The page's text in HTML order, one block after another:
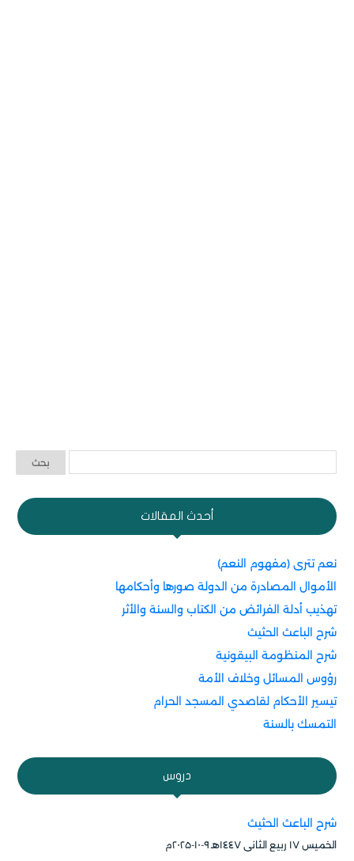
أحدث المقالات
نعم تترى (مفهوم النعم)
الأموال المصادرة من الدولة صورها وأحكامها
تهذيب أدلة الفرائض من الكتاب والسنة والأثر
شرح الباعث الحثيث
شرح المنظومة البيقونية
رؤوس المسائل وخلاف الأمة
تيسير الأحكام لقاصدي المسجد الحرام
التمسك بالسنة
دروس
شرح الباعث الحثيث
الخميس ۱۷ ربيع الثاني ۱٤٤۷هـ ۹-۱۰-۲۰۲۵م